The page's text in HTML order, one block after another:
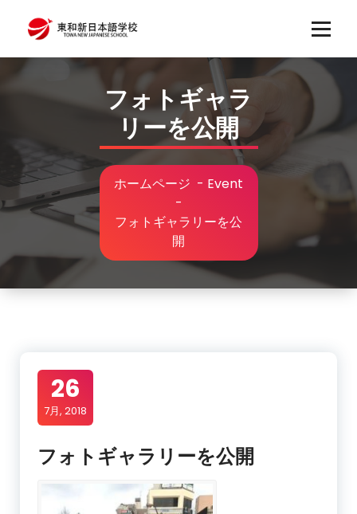
フォトギャラ
リーを公開
ホームページ - Event
-
フォトギャラリーを公
開
26
7月, 2018
フォトギャラリーを公開